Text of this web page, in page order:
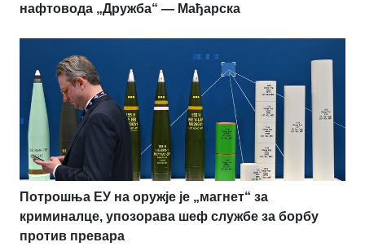
нафтовода „Дружба“ — Мађарска
Потрошња ЕУ на оружје је „магнет“ за
криминалце, упозорава шеф службе за борбу
против превара